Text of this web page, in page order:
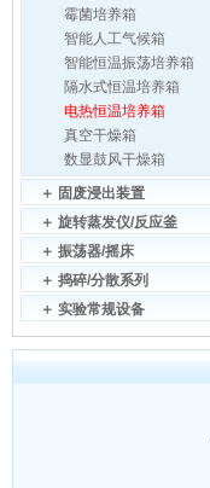
霉菌培养箱
智能人工气候箱
智能恒温振荡培养箱
隔水式恒温培养箱
电热恒温培养箱
真空干燥箱
数显鼓风干燥箱
＋ 固废浸出装置
＋ 旋转蒸发仪/反应釜
＋ 振荡器/摇床
＋ 捣碎/分散系列
＋ 实验常规设备